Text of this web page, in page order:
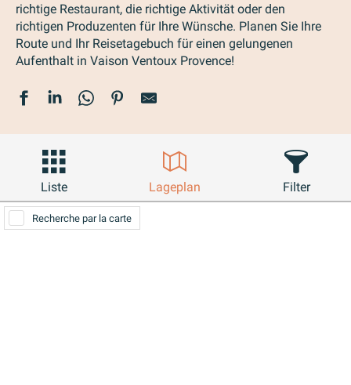
richtige Restaurant, die richtige Aktivität oder den
richtigen Produzenten für Ihre Wünsche. Planen Sie Ihre
Route und Ihr Reisetagebuch für einen gelungenen
Aufenthalt in Vaison Ventoux Provence!
Liste Lageplan Filter
Recherche par la carte